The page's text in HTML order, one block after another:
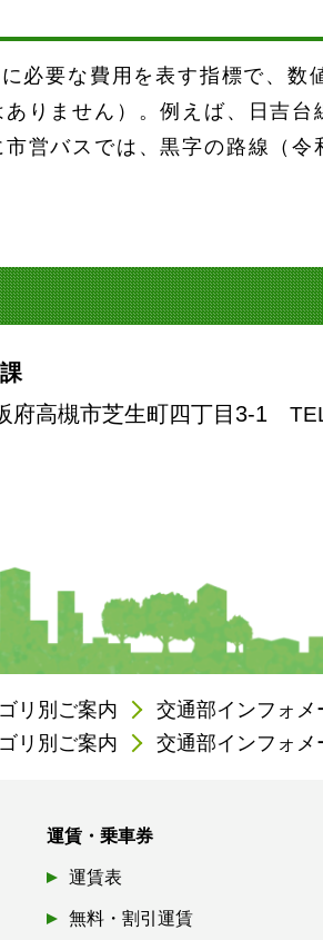
必要な費用を表す指標で、
りません）。例えば、日吉
営バスでは、黒字の路線（
府高槻市芝生町四丁目3-1
リ別ご案内 交通部インフォメ
リ別ご案内 交通部インフォメ
運賃・乗車券
運賃表
無料・割引運賃